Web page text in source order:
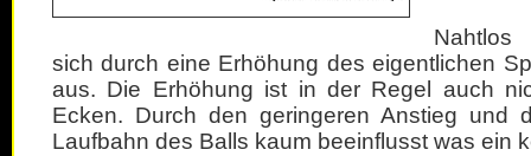
Nahtlos
sich durch eine Erhöhung des eigentlichen
aus. Die Erhöhung ist in der Regel auch
Ecken. Durch den geringeren Anstieg und
Laufbahn des Balls kaum beeinflusst was ein